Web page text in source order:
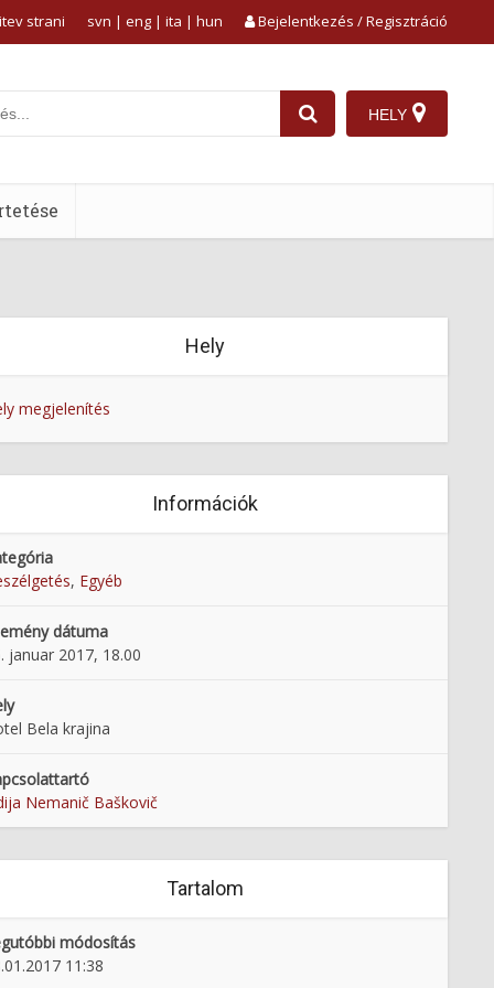
strani Bejelentkezés / Regisztráció
svn | eng | ita | hun
HELY
Hely
megjelenítés
Információk
, Egyéb
dátuma
januar 2017, 18.00
Bela krajina
Nemanič Baškovič
Tartalom
módosítás
11:38